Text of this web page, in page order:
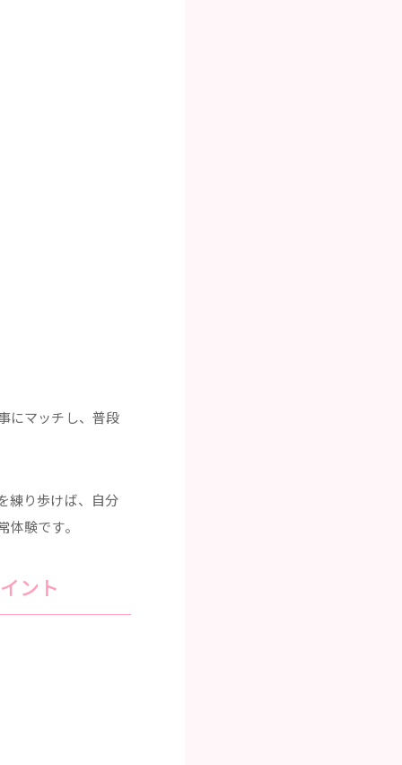
にマッチし、普段
練り歩けば、自分
験です。
ント